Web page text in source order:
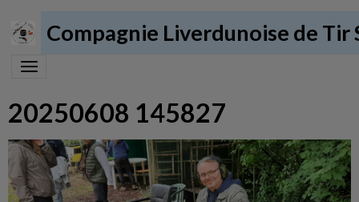
Compagnie Liverdunoise de
20250608 145827